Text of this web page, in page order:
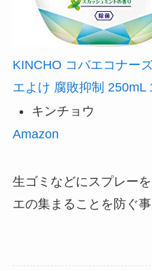
KINCHO コバエコナー
エよけ 腐敗抑制 250mL
キンチョウ
Amazon
生ゴミなどにスプレー
エの集まることを防ぐ事